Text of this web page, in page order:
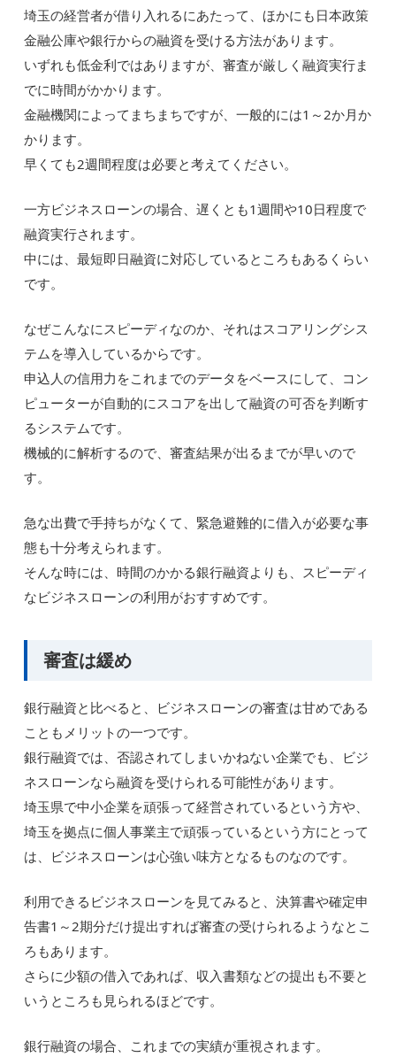
埼玉の経営者が借り入れるにあたって、ほかにも日本政策
金融公庫や銀行からの融資を受ける方法があります。
いずれも低金利ではありますが、審査が厳しく融資実行ま
でに時間がかかります。
金融機関によってまちまちですが、一般的には1～2か月か
かります。
早くても2週間程度は必要と考えてください。
一方ビジネスローンの場合、遅くとも1週間や10日程度で
融資実行されます。
中には、最短即日融資に対応しているところもあるくらい
です。
なぜこんなにスピーディなのか、それはスコアリングシス
テムを導入しているからです。
申込人の信用力をこれまでのデータをベースにして、コン
ピューターが自動的にスコアを出して融資の可否を判断す
るシステムです。
機械的に解析するので、審査結果が出るまでが早いので
す。
急な出費で手持ちがなくて、緊急避難的に借入が必要な事
態も十分考えられます。
そんな時には、時間のかかる銀行融資よりも、スピーディ
なビジネスローンの利用がおすすめです。
審査は緩め
銀行融資と比べると、ビジネスローンの審査は甘めである
こともメリットの一つです。
銀行融資では、否認されてしまいかねない企業でも、ビジ
ネスローンなら融資を受けられる可能性があります。
埼玉県で中小企業を頑張って経営されているという方や、
埼玉を拠点に個人事業主で頑張っているという方にとって
は、ビジネスローンは心強い味方となるものなのです。
利用できるビジネスローンを見てみると、決算書や確定申
告書1～2期分だけ提出すれば審査の受けられるようなとこ
ろもあります。
さらに少額の借入であれば、収入書類などの提出も不要と
いうところも見られるほどです。
銀行融資の場合、これまでの実績が重視されます。